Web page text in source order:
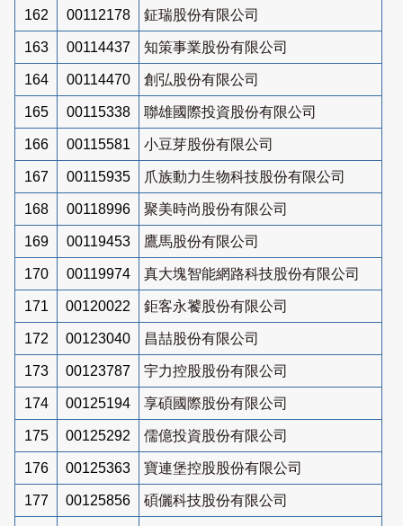
162 00112178 鉦瑞股份有限公司
163 00114437 知策事業股份有限公司
164 00114470 創弘股份有限公司
165 00115338 聯雄國際投資股份有限公司
166 00115581 小豆芽股份有限公司
167 00115935 爪族動力生物科技股份有限公司
168 00118996 聚美時尚股份有限公司
169 00119453 鷹馬股份有限公司
170 00119974 真大塊智能網路科技股份有限公司
171 00120022 鉅客永饕股份有限公司
172 00123040 昌喆股份有限公司
173 00123787 宇力控股股份有限公司
174 00125194 享碩國際股份有限公司
175 00125292 儒億投資股份有限公司
176 00125363 寶連堡控股股份有限公司
177 00125856 碩儷科技股份有限公司